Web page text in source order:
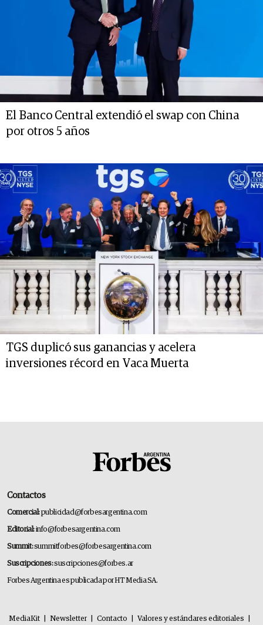
El Banco Central extendió el swap con China
por otros 5 años
TGS duplicó sus ganancias y acelera
inversiones récord en Vaca Muerta
Contactos
Comercial:publicidad@forbesargentina.com
Editorial:info@forbesargentina.com
Summit:summitforbes@forbesargentina.com
Suscripciones:suscripciones@forbes.ar
Forbes Argentina es publicada por HT Media SA.
MediaKit Newsletter Contacto Valores y estándares editoriales